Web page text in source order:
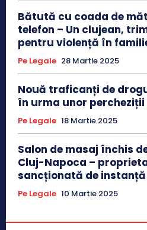
Bătută cu coada de
telefon – Un clujean,
pentru violență în
Pe Legale 28 Martie 2025
Nouă traficanți de
în urma unor percheziții
Pe Legale 18 Martie 2025
Salon de masaj închis
Cluj-Napoca –
sancționată de instanță
Pe Legale 10 Martie 2025